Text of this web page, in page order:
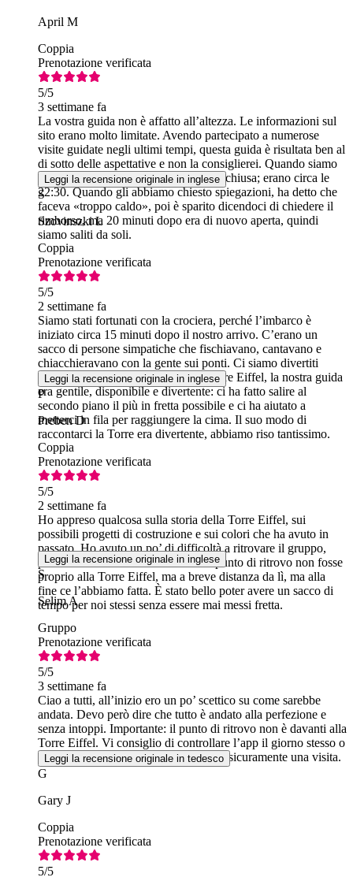
April M
Coppia
Prenotazione verificata
5/5
3 settimane fa
La vostra guida non è affatto all’altezza. Le informazioni sul
sito erano molto limitate. Avendo partecipato a numerose
visite guidate negli ultimi tempi, questa guida è risultata ben al
di sotto delle aspettative e non la consiglierei. Quando siamo
arrivati al secondo livello, la cima era chiusa; erano circa le
22:30. Quando gli abbiamo chiesto spiegazioni, ha detto che
faceva «troppo caldo», poi è sparito dicendoci di chiedere il
rimborso, ma 20 minuti dopo era di nuovo aperta, quindi
siamo saliti da soli.
Leggi la recensione originale in inglese
S
Szovinszki L
Coppia
Prenotazione verificata
5/5
2 settimane fa
Siamo stati fortunati con la crociera, perché l’imbarco è
iniziato circa 15 minuti dopo il nostro arrivo. C’erano un
sacco di persone simpatiche che fischiavano, cantavano e
chiacchieravano con la gente sui ponti. Ci siamo divertiti
tantissimo. Per quanto riguarda la Torre Eiffel, la nostra guida
era gentile, disponibile e divertente: ci ha fatto salire al
secondo piano il più in fretta possibile e ci ha aiutato a
metterci in fila per raggiungere la cima. Il suo modo di
raccontarci la Torre era divertente, abbiamo riso tantissimo.
Leggi la recensione originale in inglese
P
Preben D
Coppia
Prenotazione verificata
5/5
2 settimane fa
Ho appreso qualcosa sulla storia della Torre Eiffel, sui
possibili progetti di costruzione e sui colori che ha avuto in
passato. Ho avuto un po’ di difficoltà a ritrovare il gruppo,
perché non mi ero reso conto che il punto di ritrovo non fosse
proprio alla Torre Eiffel, ma a breve distanza da lì, ma alla
fine ce l’abbiamo fatta. È stato bello poter avere un sacco di
tempo per noi stessi senza essere mai messi fretta.
Leggi la recensione originale in inglese
S
Selim A
Gruppo
Prenotazione verificata
5/5
3 settimane fa
Ciao a tutti, all’inizio ero un po’ scettico su come sarebbe
andata. Devo però dire che tutto è andato alla perfezione e
senza intoppi. Importante: il punto di ritrovo non è davanti alla
Torre Eiffel. Vi consiglio di controllare l’app il giorno stesso o
il giorno prima. La Torre Eiffel merita sicuramente una visita.
Leggi la recensione originale in tedesco
G
Gary J
Coppia
Prenotazione verificata
5/5